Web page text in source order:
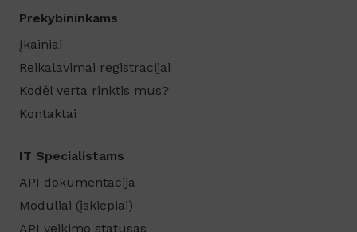
Prekybininkams
Įkainiai
Reikalavimai registracijai
Kodėl verta rinktis mus?
Kontaktai
IT Specialistams
API dokumentacija
Moduliai (įskiepiai)
API veikimo statusas